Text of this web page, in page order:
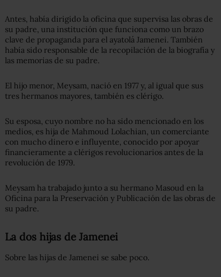
Antes, había dirigido la oficina que supervisa las obras de
su padre, una institución que funciona como un brazo
clave de propaganda para el ayatolá Jamenei. También
había sido responsable de la recopilación de la biografía y
las memorias de su padre.
El hijo menor, Meysam, nació en 1977 y, al igual que sus
tres hermanos mayores, también es clérigo.
Su esposa, cuyo nombre no ha sido mencionado en los
medios, es hija de Mahmoud Lolachian, un comerciante
con mucho dinero e influyente, conocido por apoyar
financieramente a clérigos revolucionarios antes de la
revolución de 1979.
Meysam ha trabajado junto a su hermano Masoud en la
Oficina para la Preservación y Publicación de las obras de
su padre.
La dos hijas de Jamenei
Sobre las hijas de Jamenei se sabe poco.